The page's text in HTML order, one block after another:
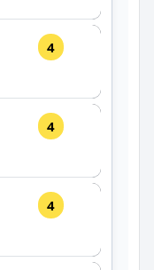
4
4
4